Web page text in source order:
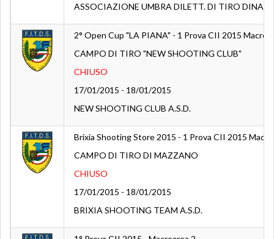
ASSOCIAZIONE UMBRA DILETT. DI TIRO
2° Open Cup "LA PIANA" - 1 Prova CII 2015
CAMPO DI TIRO "NEW SHOOTING CLUB"
CHIUSO
17/01/2015 - 18/01/2015
NEW SHOOTING CLUB A.S.D.
Brixia Shooting Store 2015 - 1 Prova CII 2015
CAMPO DI TIRO DI MAZZANO
CHIUSO
17/01/2015 - 18/01/2015
BRIXIA SHOOTING TEAM A.S.D.